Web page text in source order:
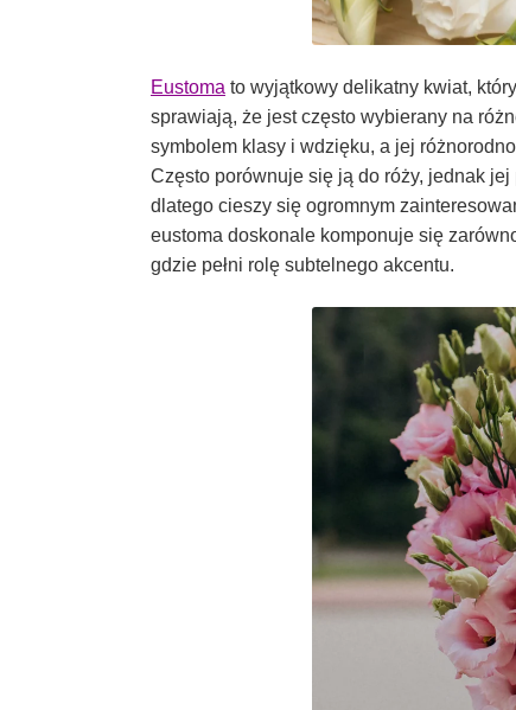
Eustoma to wyjątkowy delikatny kwiat,
sprawiają, że jest często wybierany na
symbolem klasy i wdzięku, a jej
Często porównuje się ją do róży, jednak
dlatego cieszy się ogromnym
eustoma doskonale komponuje się
gdzie pełni rolę subtelnego akcentu.